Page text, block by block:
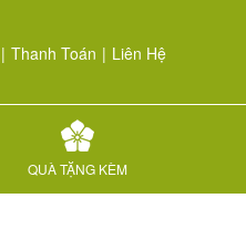
| Thanh Toán | Liên Hệ
QUÀ TẶNG KÈM